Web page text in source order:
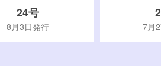
24号
8月3日発行 7月